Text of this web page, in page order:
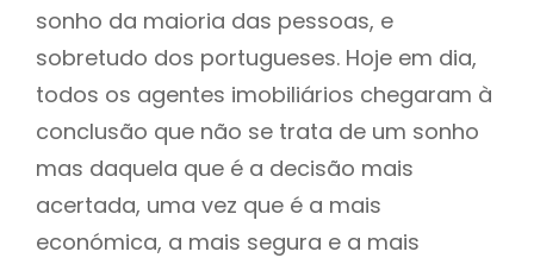
sonho da maioria das pessoas, e
sobretudo dos portugueses. Hoje em dia,
todos os agentes imobiliários chegaram à
conclusão que não se trata de um sonho
mas daquela que é a decisão mais
acertada, uma vez que é a mais
económica, a mais segura e a mais